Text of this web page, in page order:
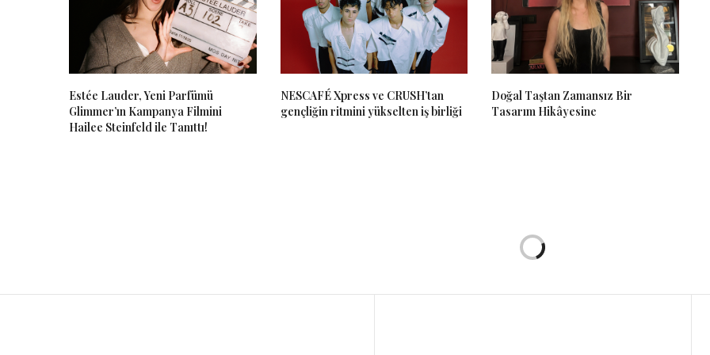
Estée Lauder, Yeni Parfümü
Glimmer’ın Kampanya Filmini
Hailee Steinfeld ile Tanıttı!
NESCAFÉ Xpress ve CRUSH’tan
gençliğin ritmini yükselten iş birliği
Doğal Taştan Zamansız Bir
Tasarım Hikâyesine